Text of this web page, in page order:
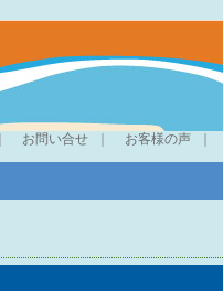
お問い合せ お客様の声